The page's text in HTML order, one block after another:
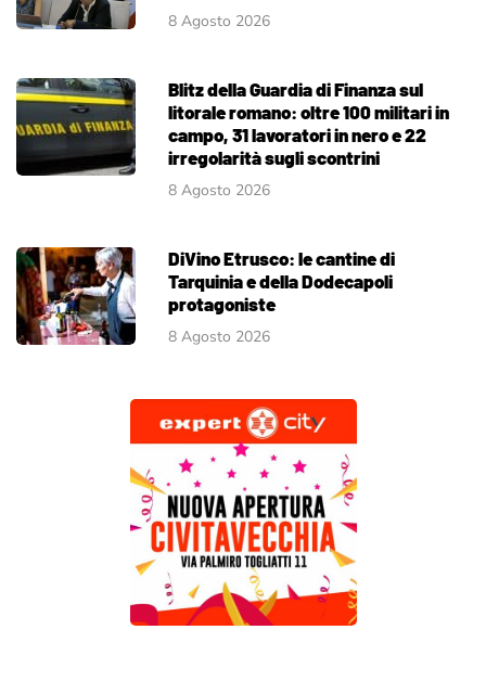
8 Agosto 2026
Blitz della Guardia di Finanza sul
litorale romano: oltre 100 militari in
campo, 31 lavoratori in nero e 22
irregolarità sugli scontrini
8 Agosto 2026
DiVino Etrusco: le cantine di
Tarquinia e della Dodecapoli
protagoniste
8 Agosto 2026